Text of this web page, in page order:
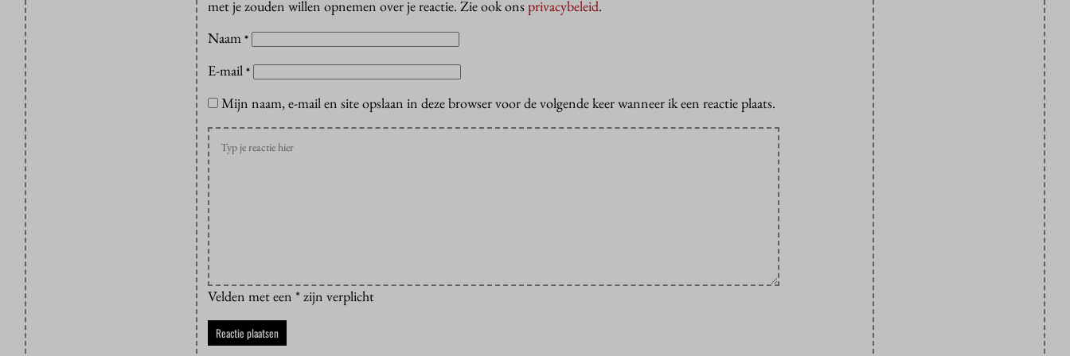
met je zouden willen opnemen over je reactie. Zie ook onsprivacybeleid.
Naam *
E-mail *
Mijn naam, e-mail en site opslaan in deze browser voor de volgende keer wanneer ik een reactie plaats.
Velden met een * zijn verplicht